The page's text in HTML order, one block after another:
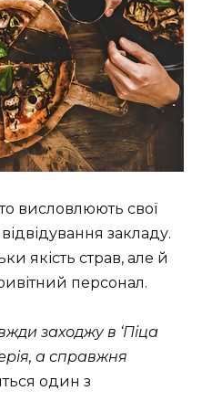
висловлюють свої
закладу.
якість страв, але й
персонал.
заходжу в ‘Піца
а справжня
один з